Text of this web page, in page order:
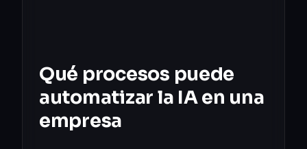
Qué procesos puede
automatizar la IA en una
empresa